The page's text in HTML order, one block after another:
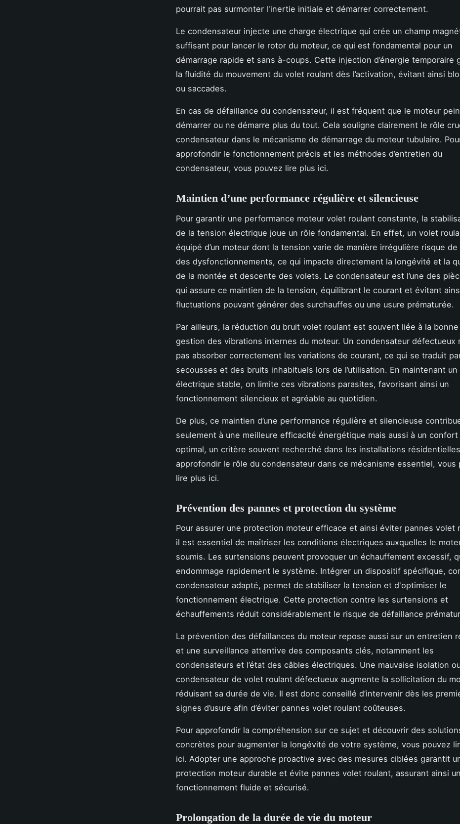
pourrait pas surmonter l'inertie initiale et démarrer correctement.
Le condensateur injecte une charge électrique qui crée un champ
suffisant pour lancer le rotor du moteur, ce qui est fondamental pour un
démarrage rapide et sans à-coups. Cette injection d’énergie temporaire
la fluidité du mouvement du volet roulant dès l’activation, évitant ainsi
ou saccades.
En cas de défaillance du condensateur, il est fréquent que le moteur
démarrer ou ne démarre plus du tout. Cela souligne clairement le rôle
condensateur dans le mécanisme de démarrage du moteur tubulaire.
approfondir le fonctionnement précis et les méthodes d’entretien du
condensateur, vous pouvez lire plus ici.
Maintien d’une performance régulière et silencieuse
Pour garantir une performance moteur volet roulant constante, la
de la tension électrique joue un rôle fondamental. En effet, un volet
équipé d’un moteur dont la tension varie de manière irrégulière risque de
des dysfonctionnements, ce qui impacte directement la longévité et la
de la montée et descente des volets. Le condensateur est l’une des
qui assure ce maintien de la tension, équilibrant le courant et évitant
fluctuations pouvant générer des surchauffes ou une usure prématurée.
Par ailleurs, la réduction du bruit volet roulant est souvent liée à la bonne
gestion des vibrations internes du moteur. Un condensateur défectueux
pas absorber correctement les variations de courant, ce qui se traduit
secousses et des bruits inhabituels lors de l’utilisation. En maintenant un
électrique stable, on limite ces vibrations parasites, favorisant ainsi un
fonctionnement silencieux et agréable au quotidien.
De plus, ce maintien d’une performance régulière et silencieuse
seulement à une meilleure efficacité énergétique mais aussi à un
optimal, un critère souvent recherché dans les installations
approfondir le rôle du condensateur dans ce mécanisme essentiel, vous
lire plus ici.
Prévention des pannes et protection du système
Pour assurer une protection moteur efficace et ainsi éviter pannes volet
il est essentiel de maîtriser les conditions électriques auxquelles le
soumis. Les surtensions peuvent provoquer un échauffement excessif,
endommage rapidement le système. Intégrer un dispositif spécifique,
condensateur adapté, permet de stabiliser la tension et d'optimiser le
fonctionnement électrique. Cette protection contre les surtensions et
échauffements réduit considérablement le risque de défaillance
La prévention des défaillances du moteur repose aussi sur un entretien
et une surveillance attentive des composants clés, notamment les
condensateurs et l’état des câbles électriques. Une mauvaise isolation
condensateur de volet roulant défectueux augmente la sollicitation du
réduisant sa durée de vie. Il est donc conseillé d’intervenir dès les
signes d’usure afin d’éviter pannes volet roulant coûteuses.
Pour approfondir la compréhension sur ce sujet et découvrir des
concrètes pour augmenter la longévité de votre système, vous pouvez
ici. Adopter une approche proactive avec des mesures ciblées garantit
protection moteur durable et évite pannes volet roulant, assurant ainsi un
fonctionnement fluide et sécurisé.
Prolongation de la durée de vie du moteur